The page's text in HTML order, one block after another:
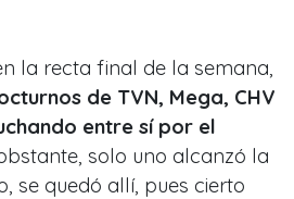
la recta final de la semana,
de TVN, Mega, CHV
entre sí por el
solo uno alcanzó la
se quedó allí, pues cierto